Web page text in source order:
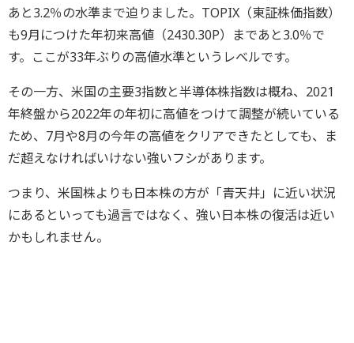
あと3.2％の水準まで迫りました。TOPIX（東証株価指数）
も9月につけた年初来高値（2430.30P）まであと3.0％で
す。ここが33年ぶりの高値水準というレベルです。
その一方、米国の主要3指数と半導体株指数は概ね、2021
年終盤から2022年の年初に高値をつけて調整が続いている
ため、7月や8月の今年の高値をクリアできたとしても、ま
だ超えなければいけない強いフシがあります。
つまり、米国株よりも日本株の方が「青天井」に近い状況
にあるといっても過言ではなく、強い日本株の復活は近い
かもしれません。